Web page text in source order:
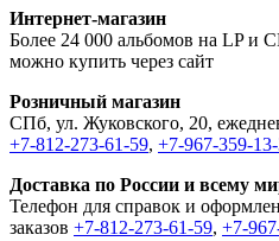
Интернет-магазин
Более 24 000 альбомов на LP и
можно купить через сайт
Розничный магазин
СПб, ул. Жуковского, 20,
+7-812-273-61-59, +7-967-359-
Доставка по России и всему
Телефон для справок и
заказов +7-812-273-61-59, +7-